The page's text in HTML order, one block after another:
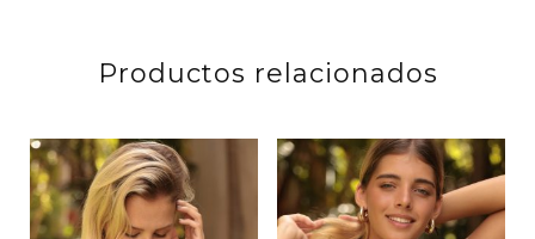
Productos relacionados